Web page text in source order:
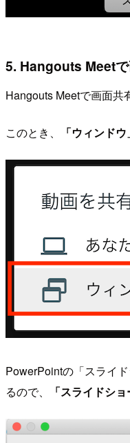
5. Hangouts Meet
Hangouts Meetで画面共
このとき、 「ウィンドウ
PowerPointの「スライ
るので、
「スライドショ